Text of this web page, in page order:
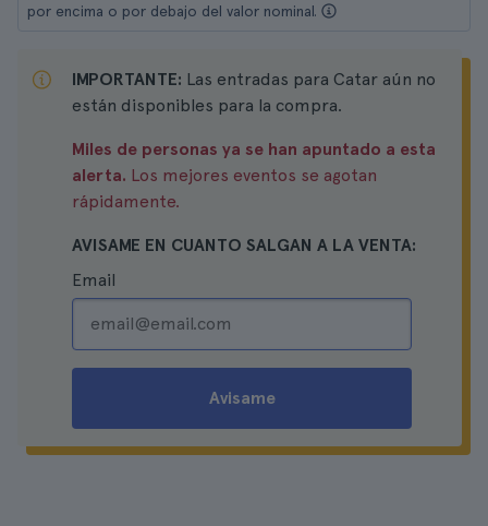
por encima o por debajo del valor nominal.
IMPORTANTE: Las entradas para Catar aún no
están disponibles para la compra.
Miles de personas ya se han apuntado a esta
alerta. Los mejores eventos se agotan
rápidamente.
AVISAME EN CUANTO SALGAN A LA VENTA:
Email
Avisame